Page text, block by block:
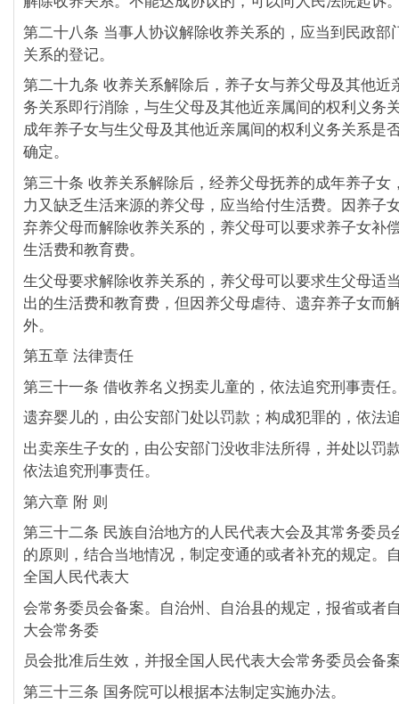
第二十八条 当事人协议解除收养关系的，应当到民政部
关系的登记。
第二十九条 收养关系解除后，养子女与养父母及其他近
务关系即行消除，与生父母及其他近亲属间的权利义务
成年养子女与生父母及其他近亲属间的权利义务关系是
确定。
第三十条 收养关系解除后，经养父母抚养的成年养子女
力又缺乏生活来源的养父母，应当给付生活费。因养子
弃养父母而解除收养关系的，养父母可以要求养子女补
生活费和教育费。
生父母要求解除收养关系的，养父母可以要求生父母适
出的生活费和教育费，但因养父母虐待、遗弃养子女而
外。
第五章 法律责任
第三十一条 借收养名义拐卖儿童的，依法追究刑事责任
遗弃婴儿的，由公安部门处以罚款；构成犯罪的，依法
出卖亲生子女的，由公安部门没收非法所得，并处以罚
依法追究刑事责任。
第六章 附 则
第三十二条 民族自治地方的人民代表大会及其常务委员
的原则，结合当地情况，制定变通的或者补充的规定。
全国人民代表大
会常务委员会备案。自治州、自治县的规定，报省或者
大会常务委
员会批准后生效，并报全国人民代表大会常务委员会备
第三十三条 国务院可以根据本法制定实施办法。